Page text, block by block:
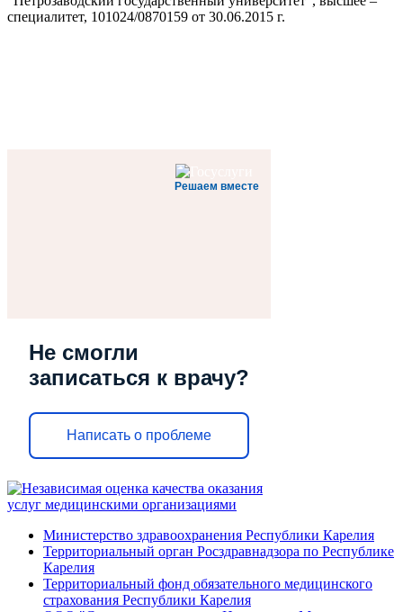
специалитет, 101024/0870159 от 30.06.2015 г.
Решаем вместе
Не смогли
записаться к врачу?
Написать о проблеме
Министерство здравоохранения Республики Карелия
Территориальный орган Росздравнадзора по Республике
Карелия
Территориальный фонд обязательного медицинского
страхования Республики Карелия